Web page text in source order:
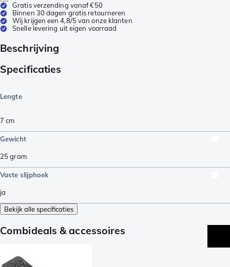
Gratis verzending vanaf €50
Binnen 30 dagen gratis retourneren
Wij krijgen een 4,8/5 van onze klanten
Snelle levering uit eigen voorraad
Beschrijving
Specificaties
Lengte
7 cm
Gewicht
25gram
Vaste slijphoek
ja
Bekijk alle specificaties
Combideals & accessoires